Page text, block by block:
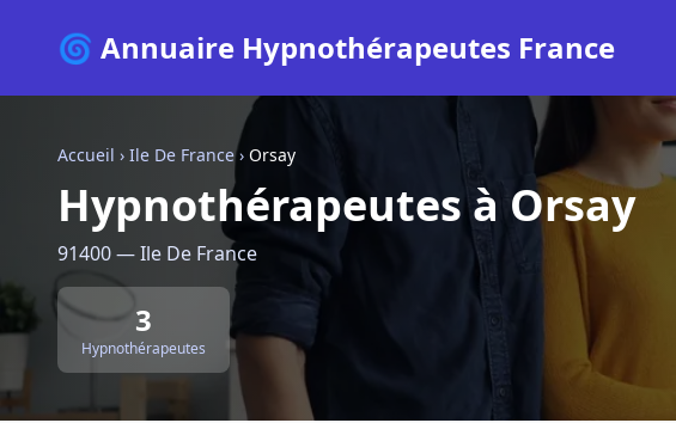
🌀 Annuaire Hypnothérapeutes France
Accueil › Ile De France› Orsay
Hypnothérapeutes à Orsay
91400 — Ile De France
3
Hypnothérapeutes